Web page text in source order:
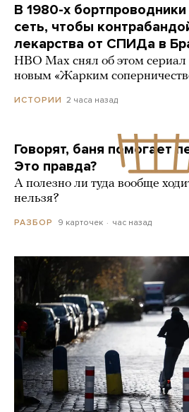
В 1980-х
сеть, чтобы
лекарства от СПИДа в
HBO Max снял об этом
новым «Жарким
ИСТОРИИ 2 часа назад
Говорят, баня помогает
Это правда?
А полезно ли туда вообще
нельзя?
РАЗБОР 9 карточек час назад